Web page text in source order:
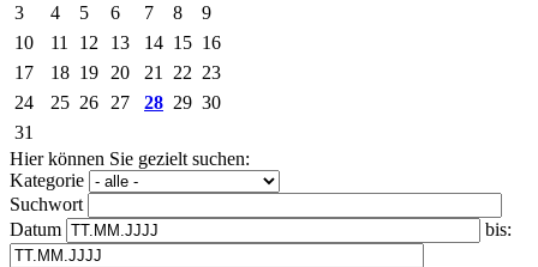
3
4 5 6 7 8
9
10
11 12 13 14 15 16
17
18 19 20 21 22 23
24
25 26 27 28 29 30
31
Hier können Sie gezielt suchen:
Kategorie
Suchwort
Datum
bis: